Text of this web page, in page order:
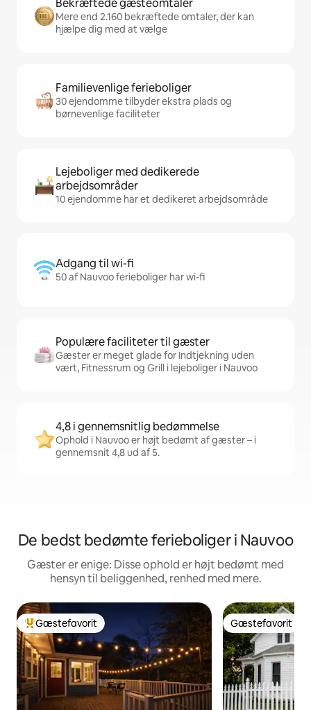
Bekræftede gæsteomtaler
Mere end 2.160 bekræftede omtaler, der kan
hjælpe dig med at vælge
Familievenlige ferieboliger
30 ejendomme tilbyder ekstra plads og
børnevenlige faciliteter
Lejeboliger med dedikerede
arbejdsområder
10 ejendomme har et dedikeret arbejdsområde
Adgang til wi-fi
50 af Nauvoo ferieboliger har wi-fi
Populære faciliteter til gæster
Gæster er meget glade for Indtjekning uden
vært, Fitnessrum og Grill i lejeboliger i Nauvoo
4,8 i gennemsnitlig bedømmelse
Ophold i Nauvoo er højt bedømt af gæster – i
gennemsnit 4,8 ud af 5.
De bedst bedømte ferieboliger i Nauvoo
Gæster er enige: Disse ophold er højt bedømt med
hensyn til beliggenhed, renhed med mere.
Bedste gæstefavorit
Gæstefavorit Gæstefavorit
Gæstefavorit